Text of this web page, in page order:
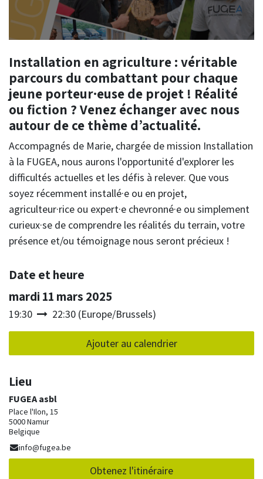
Installation en agriculture : véritable
parcours du combattant pour chaque
jeune porteur·euse de projet ! Réalité
ou fiction ? Venez échanger avec nous
autour de ce thème d’actualité.
Accompagnés de Marie, chargée de mission Installation
à la FUGEA, nous aurons l'opportunité d'explorer les
difficultés actuelles et les défis à relever. Que vous
soyez récemment installé·e ou en projet,
agriculteur·rice ou expert·e chevronné·e ou simplement
curieux·se de comprendre les réalités du terrain, votre
présence et/ou témoignage nous seront précieux !
Date et heure
mardi 11 mars 2025
19:30 22:30 (Europe/Brussels)
Ajouter au calendrier
Lieu
FUGEA asbl
Place l'Ilon, 15
5000 Namur
Belgique
info@fugea.be
Obtenez l'itinéraire